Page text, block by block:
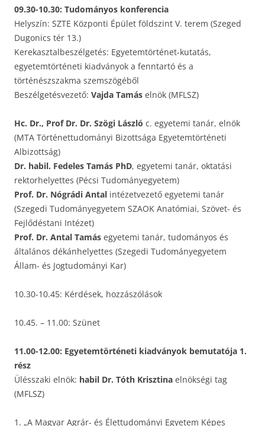
09.30-10.30: Tudományos konferencia
Helyszín: SZTE Központi Épület földszint V. terem (Szeged
Dugonics tér 13.)
Kerekasztalbeszélgetés: Egyetemtörténet-kutatás,
egyetemtörténeti kiadványok a fenntartó és a
történészszakma szemszögéből
Beszélgetésvezető: Vajda Tamás elnök (MFLSZ)
Hc. Dr., Prof Dr. Dr. Szögi László c. egyetemi tanár, elnök
(MTA Történettudományi Bizottsága Egyetemtörténeti
Albizottság)
Dr. habil. Fedeles Tamás PhD, egyetemi tanár, oktatási
rektorhelyettes (Pécsi Tudományegyetem)
Prof. Dr. Nógrádi Antal intézetvezető egyetemi tanár
(Szegedi Tudományegyetem SZAOK Anatómiai, Szövet- és
Fejlődéstani Intézet)
Prof. Dr. Antal Tamás egyetemi tanár, tudományos és
általános dékánhelyettes (Szegedi Tudományegyetem
Állam- és Jogtudományi Kar)
10.30-10.45: Kérdések, hozzászólások
10.45. – 11.00: Szünet
11.00-12.00: Egyetemtörténeti kiadványok bemutatója 1.
rész
Ülésszaki elnök: habil Dr. Tóth Krisztina elnökségi tag
(MFLSZ)
1. „A Magyar Agrár- és Élettudományi Egyetem Képes